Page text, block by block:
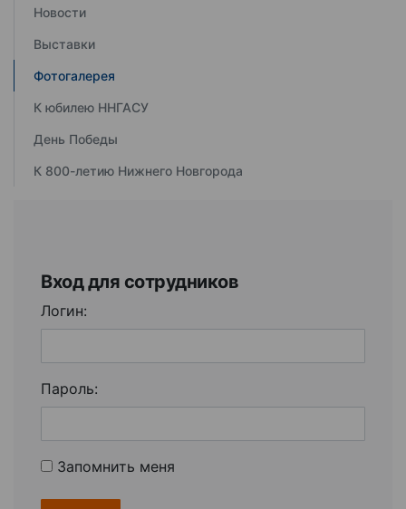
Новости
Выставки
Фотогалерея
К юбилею ННГАСУ
День Победы
К 800-летию Нижнего Новгорода
Вход для сотрудников
Логин:
Пароль:
Запомнить меня